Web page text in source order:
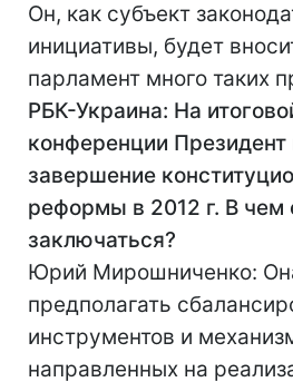
Он, как субъект
инициативы, будет
парламент много таких
РБК-Украина: На
конференции
завершение
реформы в 2012 г. В чем
заключаться?
Юрий Мирошниченко:
предполагать
инструментов и
направленных на